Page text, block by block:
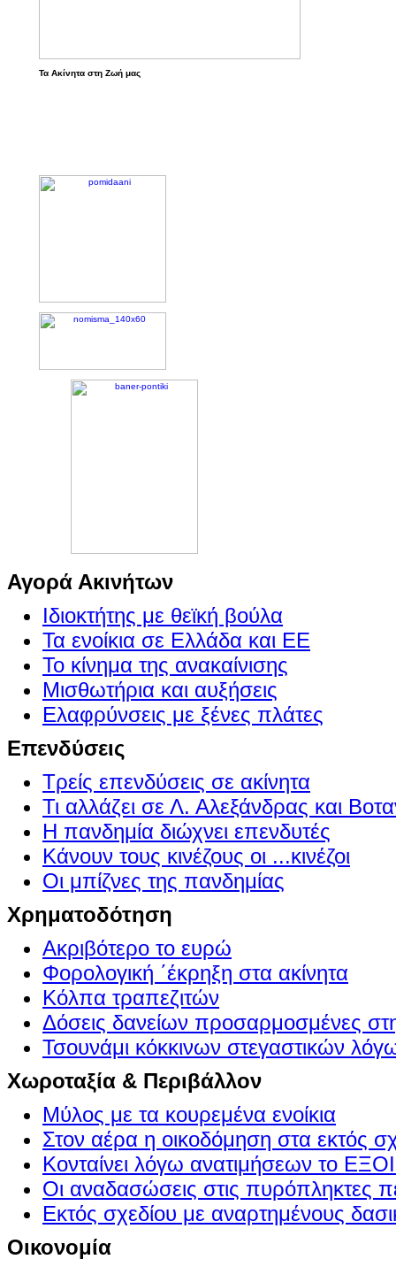
Τα Ακίνητα στη Ζωή μας
Αγορά Ακινήτων
Ιδιοκτήτης με θεϊκή βούλα
Τα ενοίκια σε Ελλάδα και ΕΕ
Το κίνημα της ανακαίνισης
Μισθωτήρια και αυξήσεις
Ελαφρύνσεις με ξένες πλάτες
Επενδύσεις
Τρείς επενδύσεις σε ακίνητα
Τι αλλάζει σε Λ. Αλεξάνδρας και
Η πανδημία διώχνει επενδυτές
Κάνουν τους κινέζους οι ...κινέζοι
Οι μπίζνες της πανδημίας
Χρηματοδότηση
Ακριβότερο το ευρώ
Φορολογική ΄έκρηξη στα ακίνητα
Κόλπα τραπεζιτών
Δόσεις δανείων προσαρμοσμένες
Τσουνάμι κόκκινων στεγαστικών
Χωροταξία & Περιβάλλον
Μύλος με τα κουρεμένα ενοίκια
Στον αέρα η οικοδόμηση στα εκτός
Κονταίνει λόγω ανατιμήσεων το
Οι αναδασώσεις στις πυρόπληκτες
Εκτός σχεδίου με αναρτημένους
Οικονομία